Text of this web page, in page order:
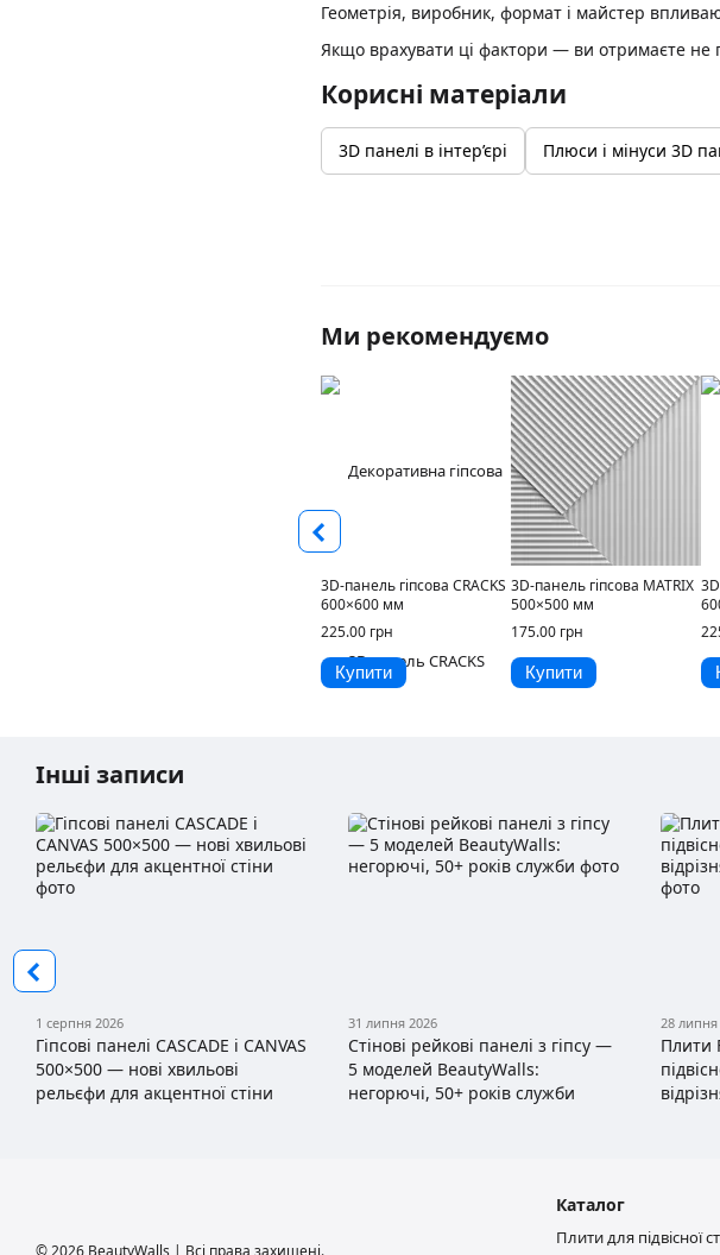
Геометрія, виробник, формат і майстер
Якщо врахувати ці фактори — ви отримаєте не
Корисні матеріали
3D панелі в інтер’єрі Плюси і мінуси 3D
Ми рекомендуємо
3D-панель гіпсова CRACKS
600×600 мм
225.00 грн
Купити
3D-панель гіпсова MATRIX
500×500 мм
175.00 грн
Купити
Інші записи
1 серпня 2026
Гіпсові панелі CASCADE і CANVAS
500×500 — нові хвильові
рельєфи для акцентної стіни
31 липня 2026
Стінові рейкові панелі з гіпсу —
5 моделей BeautyWalls:
негорючі, 50+ років служби
28 липня
Плити
© 2026 BeautyWalls | Всі права захищені.
Каталог
Плити для підвісної